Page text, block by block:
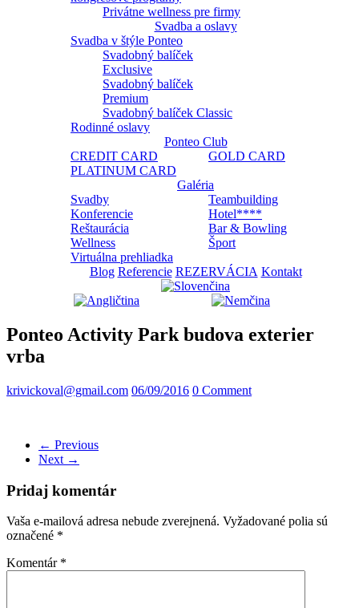
Privátne wellness pre firmy
Svadba a oslavy
Svadba v štýle Ponteo
Svadobný balíček
Exclusive
Svadobný balíček
Premium
Svadobný balíček Classic
Rodinné oslavy
Ponteo Club
CREDIT CARD
GOLD CARD
PLATINUM CARD
Galéria
Svadby
Teambuilding
Konferencie
Hotel****
Reštaurácia
Bar & Bowling
Wellness
Šport
Virtuálna prehliadka
Blog Referencie REZERVÁCIA Kontakt
Ponteo Activity Park budova exterier
vrba
krivickoval@gmail.com 06/09/2016 0 Comment
← Previous
Next →
Pridaj komentár
Vaša e-mailová adresa nebude zverejnená. Vyžadované polia sú
označené *
Komentár *